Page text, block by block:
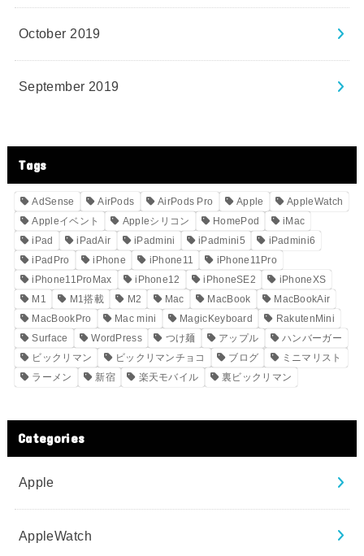
October 2019
September 2019
Tags
AdSense AirPods AirPods Pro Apple
AppleWatch
Appleイベント
Appleシリコン HomePod
iMac
iPad
iPadAir iPadmini iPadmini5
iPadmini6
iPadPro
iPhone iPhone11
iPhone11Pro
iPhone11ProMax
iPhone12 iPhoneSE2
iPhoneXS
M1
M1搭載 M2 Mac MacBook
MacBookAir
MacBookPro
Mac mini MagicKeyboard
RakutenMini
Surface
WordPress つけ麺 アップル
ハンバーガー
ビックリマン
ビックリマンチョコ ブログ
ミニマリスト
ラーメン
新宿 楽天モバイル 裏ビックリマン
Categories
Apple
AppleWatch